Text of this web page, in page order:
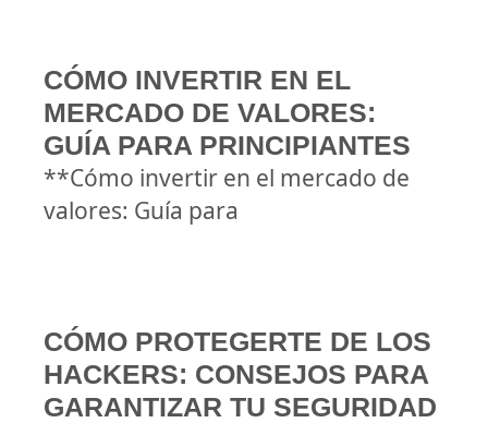
CÓMO INVERTIR EN EL
MERCADO DE VALORES:
GUÍA PARA PRINCIPIANTES
**Cómo invertir en el mercado de
valores: Guía para
CÓMO PROTEGERTE DE LOS
HACKERS: CONSEJOS PARA
GARANTIZAR TU SEGURIDAD